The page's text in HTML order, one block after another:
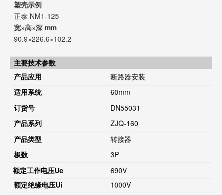
塑壳示例
正泰 NM1-125
宽×高×深 mm
90.9×226.6×102.2
主要技术参数
产品应用
断路器安装
适用系统
60mm
订货号
DN55031
产品系列
ZJQ-160
产品类型
转接器
极数
3P
额定工作电压Ue
690V
额定绝缘电压Ui
1000V